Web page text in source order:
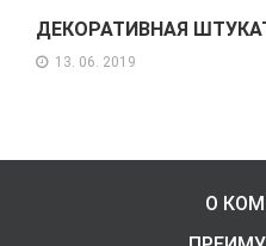
ДЕКОРАТИВНАЯ
13. 06. 2019
О